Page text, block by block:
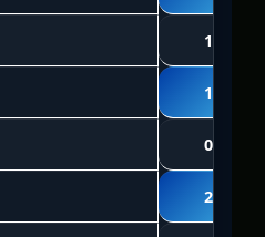
1
1
0
2